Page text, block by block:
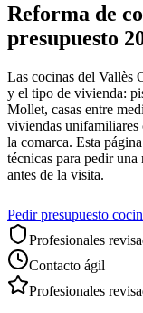
Reforma de
presupuesto
Las cocinas del Vallès
y el tipo de vivienda:
Mollet, casas entre
viviendas unifamiliares
la comarca. Esta
técnicas para pedir
antes de la visita.
Pedir presupuesto
Profesionales
Contacto ágil
Profesionales